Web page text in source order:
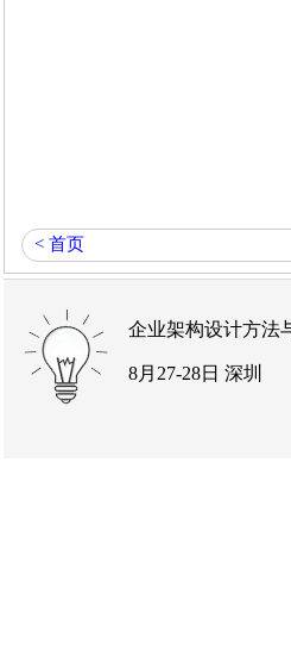
< 首页